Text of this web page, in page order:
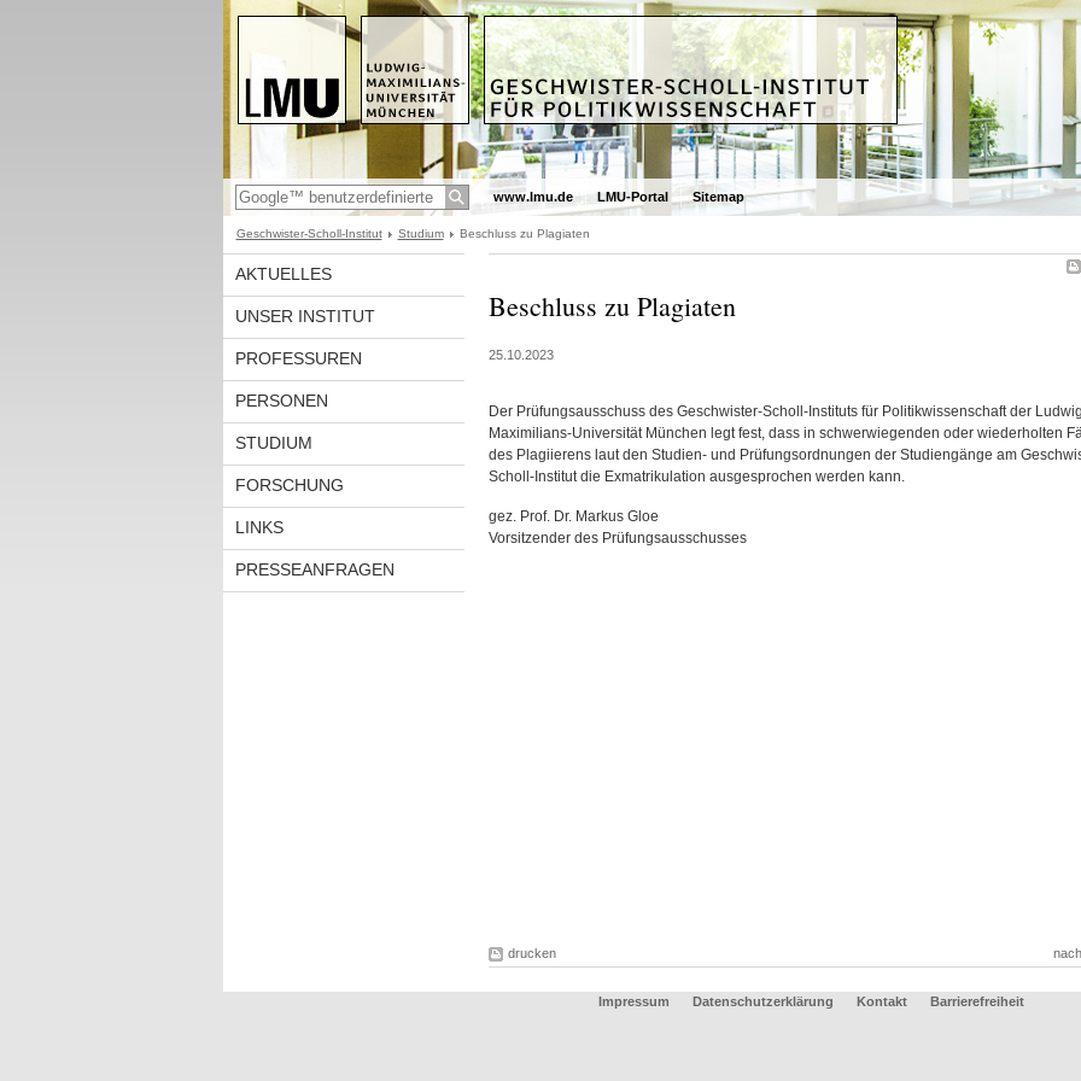
www.lmu.de LMU-Portal Sitemap
Geschwister-Scholl-Institut Studium Beschluss zu Plagiaten
AKTUELLES
UNSER INSTITUT
PROFESSUREN
PERSONEN
STUDIUM
FORSCHUNG
LINKS
PRESSEANFRAGEN
Beschluss zu Plagiaten
25.10.2023
Der Prüfungsausschuss des Geschwister-Scholl-Instituts für Politikwissenschaft der
Maximilians-Universität München legt fest, dass in schwerwiegenden oder wiederholten
des Plagiierens laut den Studien- und Prüfungsordnungen der Studiengänge am
Scholl-Institut die Exmatrikulation ausgesprochen werden kann.
gez. Prof. Dr. Markus Gloe
Vorsitzender des Prüfungsausschusses
drucken
Impressum Datenschutzerklärung Kontakt Barrierefreiheit